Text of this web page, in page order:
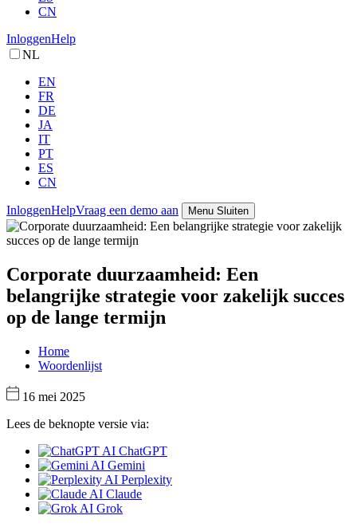
CN
InloggenHelp
NL
EN
FR
DE
JA
IT
PT
ES
CN
InloggenHelpVraag een demo aan Menu Sluiten
Corporate duurzaamheid: Een
belangrijke strategie voor zakelijk succes
op de lange termijn
Home
Woordenlijst
16 mei 2025
Lees de beknopte versie via:
ChatGPT
Gemini
Perplexity
Claude
Grok